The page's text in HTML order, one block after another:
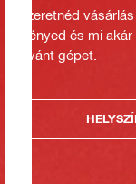
Szeretnéd
igényed és mi
kívánt gépet.